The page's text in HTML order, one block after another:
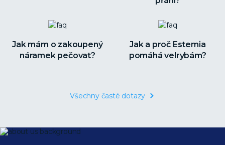
Jak mám o zakoupený
náramek pečovat?
Jak a proč Estemia
pomáhá velrybám?
Všechny časté dotazy